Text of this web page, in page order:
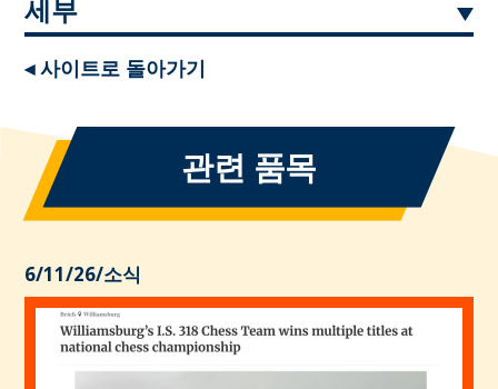
세부
◂ 사이트로 돌아가기
관련 품목
6/11/26/소식